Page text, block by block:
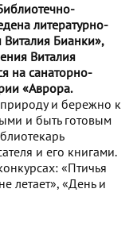
литературно-
Бианки»,
Виталия
на санаторно-
«Аврора.
и бережно к
и быть готовым
и его книгами.
«Птичья
летает», «День и